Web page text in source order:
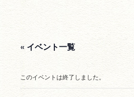
« イベント一覧
このイベントは終了しました。